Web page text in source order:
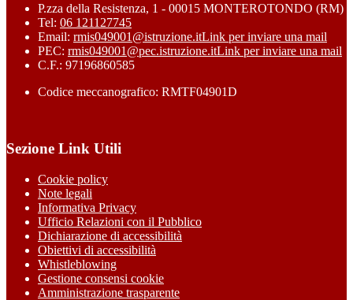
P.zza della Resistenza, 1 - 00015 MONTEROTONDO (RM)
Tel: 06 121127745
Email: rmis049001@istruzione.itLink per inviare una mail
PEC: rmis049001@pec.istruzione.itLink per inviare una mail
C.F.: 97196860585
Codice meccanografico: RMTF04901D
Sezione Link Utili
Cookie policy
Note legali
Informativa Privacy
Ufficio Relazioni con il Pubblico
Dichiarazione di accessibilità
Obiettivi di accessibilità
Whistleblowing
Gestione consensi cookie
Amministrazione trasparente